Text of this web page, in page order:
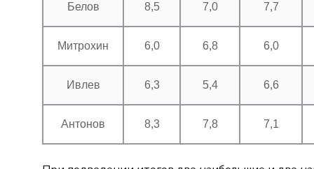
Белов 8,5 7,0 7,7
Митрохин 6,0 6,8 6,0
Ивлев 6,3 5,4 6,6
Антонов 8,3 7,8 7,1